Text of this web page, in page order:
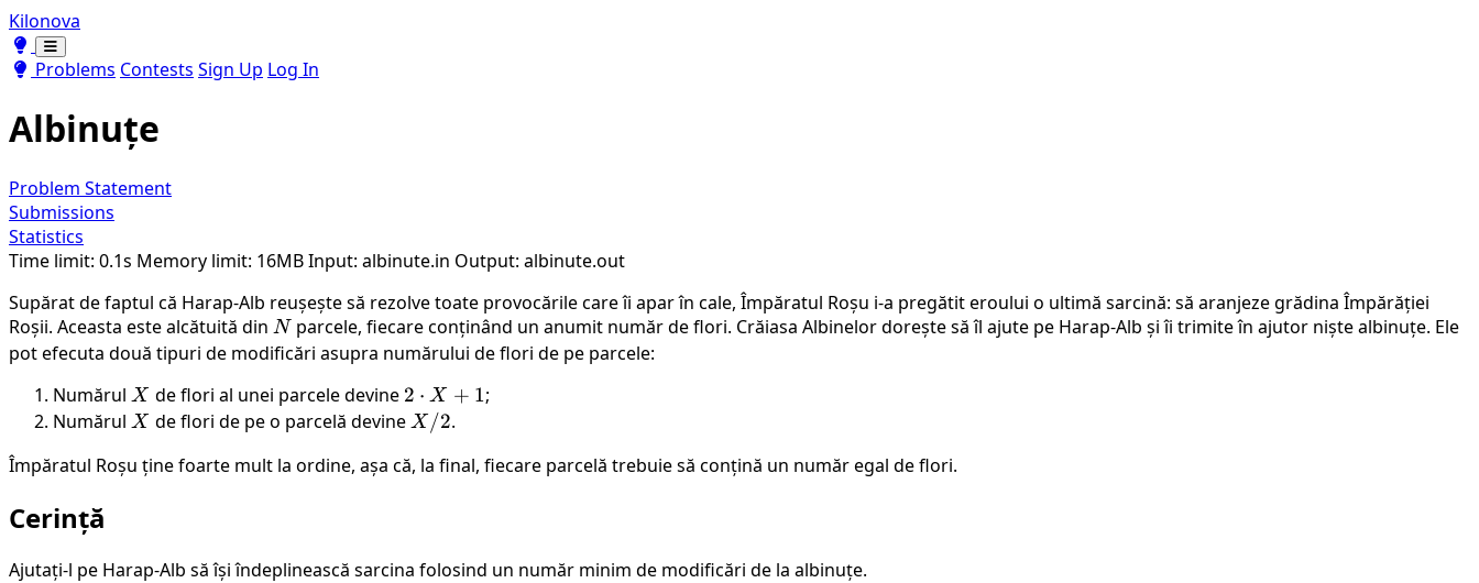
Kilonova
Toggle theme
Toggle theme
Problems Contests Sign Up Log In
Albinuțe
Problem Statement
Submissions
Statistics
Time limit: 0.1s Memory limit: 16MBInput: albinute.in Output: albinute.out
Supărat de faptul că Harap-Alb reușește să rezolve toate provocările care îi apar în cale, Împăratul Roșu i-a pregătit eroului o ultimă sarcină: să aranjeze grădina Împărăției
Roșii. Aceasta este alcătuită din N
N parcele, fiecare conținând un anumit număr de flori. Crăiasa Albinelor dorește să îl ajute pe Harap-Alb și îi trimite în ajutor niște albinuțe. Ele
pot efecuta două tipuri de modificări asupra numărului de flori de pe parcele:
Numărul X
X de flori al unei parcele devine 2
\cdot
1
2 ⋅ X + 1;
Numărul X
X de flori de pe o parcelă devineX
2
X /2.
Împăratul Roșu ține foarte mult la ordine, așa că, la final, fiecare parcelă trebuie să conțină un număr egal de flori.
Cerință
Ajutați-l pe Harap-Alb să își îndeplinească sarcina folosind un număr minim de modificări de la albinuțe.